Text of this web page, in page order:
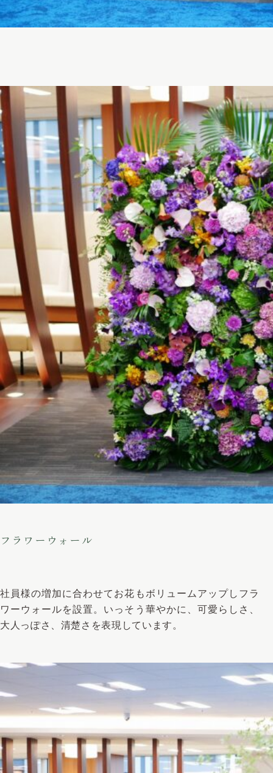
フラワーウォール
社員様の増加に合わせてお花もボリュームアップしフラ
ワーウォールを設置。いっそう華やかに、可愛らしさ、
大人っぽさ、清楚さを表現しています。